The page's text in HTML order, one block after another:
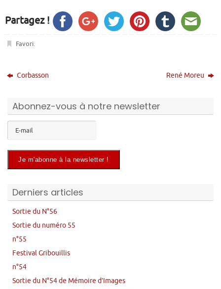
Partagez !
Favori.
Corbasson René Moreu
Abonnez-vous à notre newsletter
Derniers articles
Sortie du N°56
Sortie du numéro 55
n°55
Festival Gribouillis
n°54
Sortie du N°54 de Mémoire d’Images